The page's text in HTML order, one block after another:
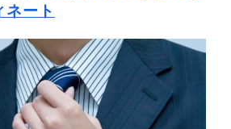
ネート